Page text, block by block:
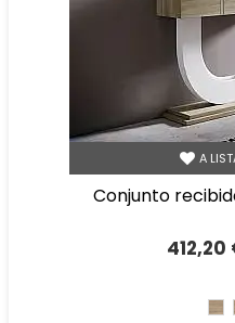
A
conjunto
412,20